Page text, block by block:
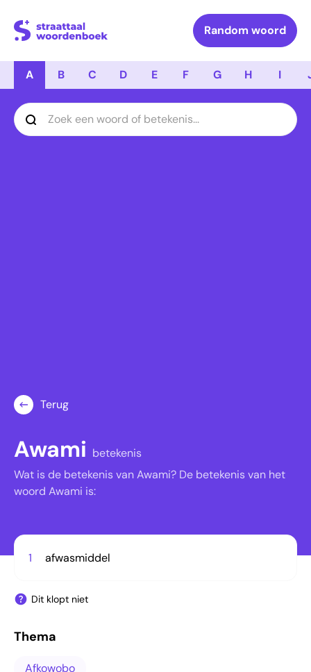
Logo Straattaal Woordenboek
Random woord
A B C D E F G H I
Terug
Awami betekenis
Wat is de betekenis van Awami? De betekenis van het
woord Awami is:
1 afwasmiddel
Dit klopt niet
Thema
Afkowobo